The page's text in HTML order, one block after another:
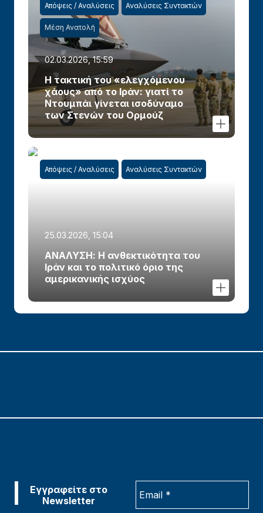
Απόψεις / Αναλύσεις Αναλύσεις Συντακτών
Μέση Ανατολή
02.03.2026, 15:59
Η τακτική του «ελεγχόμενου
χάους» από το Ιράν: γιατί το
Ντουμπάι γίνεται ισοδύναμο
των Στενών του Ορμούζ
Απόψεις / Αναλύσεις Αναλύσεις Συντακτών
25.03.2026, 15:04
ΑΝΑΛΥΣΗ: Η ανθεκτικότητα του
Ιράν και το πολιτικό όριο της
αμερικανικής ισχύος